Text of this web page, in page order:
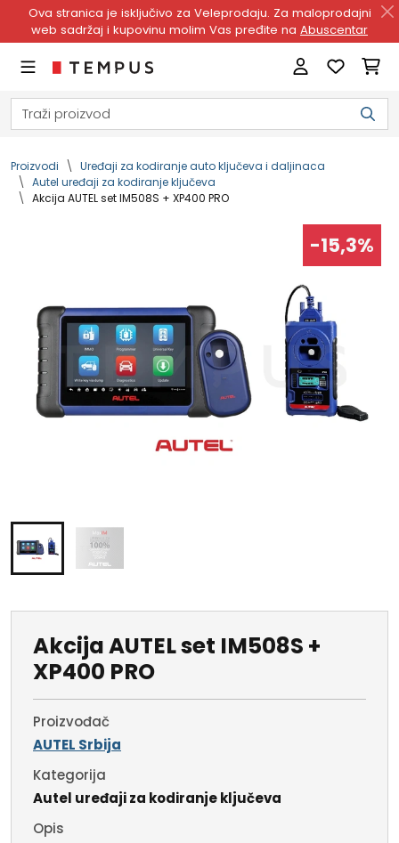
Ova stranica je isključivo za Veleprodaju. Za maloprodajni
web sadržaj i kupovinu molim Vas pređite na Abuscentar
Proizvodi
Uređaji za kodiranje auto ključeva i daljinaca
Autel uređaji za kodiranje ključeva
Akcija AUTEL set IM508S + XP400 PRO
-15,3%
Akcija AUTEL set IM508S +
XP400 PRO
Proizvođač
AUTEL Srbija
Kategorija
Autel uređaji za kodiranje ključeva
Opis